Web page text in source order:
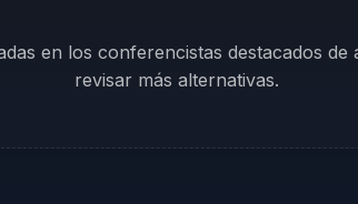
en los conferencistas destacados de
revisar más alternativas.